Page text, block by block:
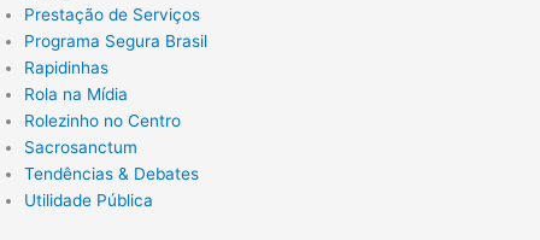
Prestação de Serviços
Programa Segura Brasil
Rapidinhas
Rola na Mídia
Rolezinho no Centro
Sacrosanctum
Tendências & Debates
Utilidade Pública